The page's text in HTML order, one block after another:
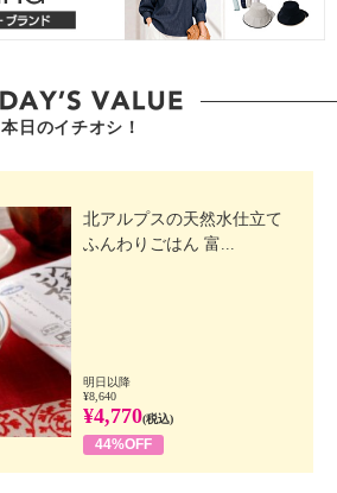
本日のイチオシ！
北アルプスの天然水仕立て
ふんわりごはん 富...
明日以降
¥8,640
¥4,770(税込)
44%OFF